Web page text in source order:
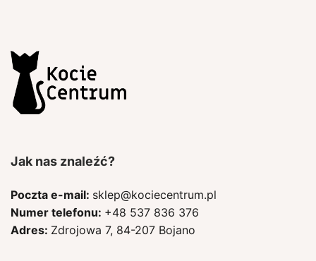
Jak nas znaleźć?
Poczta e-mail: sklep@kociecentrum.pl
Numer telefonu: +48 537 836 376
Adres: Zdrojowa 7, 84-207 Bojano